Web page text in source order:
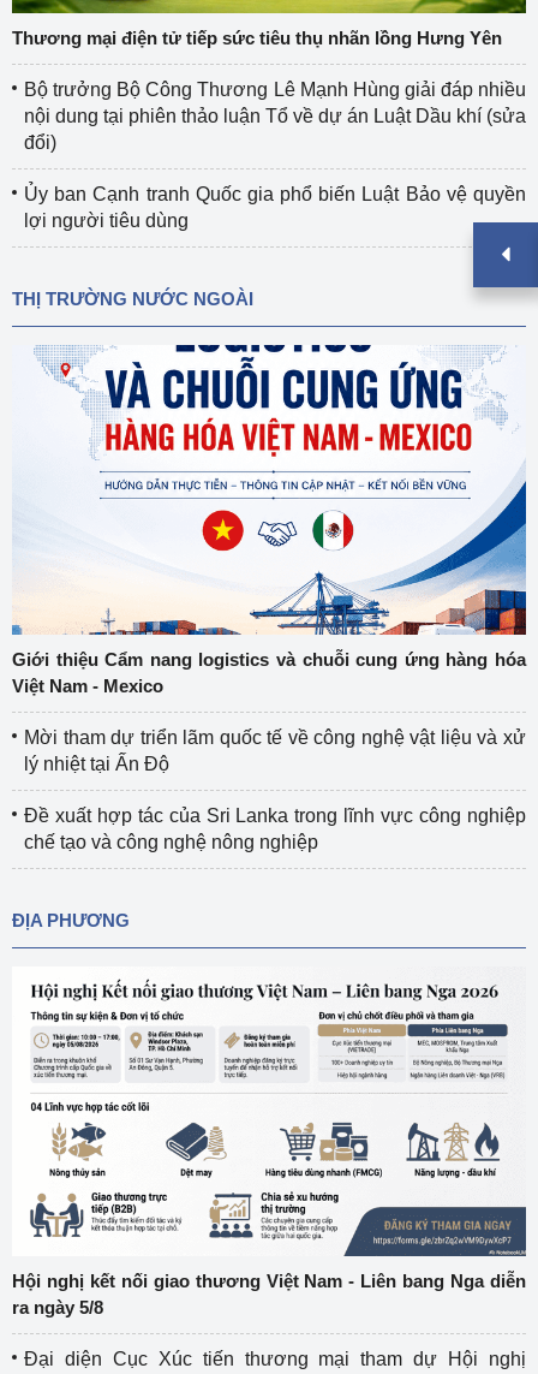
Thương mại điện tử tiếp sức tiêu thụ nhãn lồng Hưng Yên
Bộ trưởng Bộ Công Thương Lê Mạnh Hùng giải đáp nhiều
nội dung tại phiên thảo luận Tổ về dự án Luật Dầu khí (sửa
đổi)
Ủy ban Cạnh tranh Quốc gia phổ biến Luật Bảo vệ quyền
lợi người tiêu dùng
THỊ TRƯỜNG NƯỚC NGOÀI
Giới thiệu Cẩm nang logistics và chuỗi cung ứng hàng hóa
Việt Nam - Mexico
Mời tham dự triển lãm quốc tế về công nghệ vật liệu và xử
lý nhiệt tại Ấn Độ
Đề xuất hợp tác của Sri Lanka trong lĩnh vực công nghiệp
chế tạo và công nghệ nông nghiệp
ĐỊA PHƯƠNG
Hội nghị kết nối giao thương Việt Nam - Liên bang Nga diễn
ra ngày 5/8
Đại diện Cục Xúc tiến thương mại tham dự Hội nghị